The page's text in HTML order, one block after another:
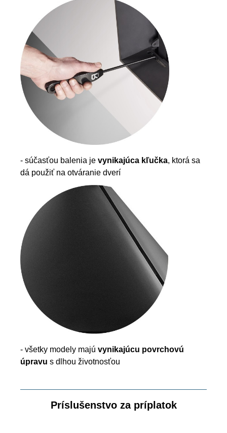
- súčasťou balenia je vynikajúca kľučka, ktorá sa
dá použiť na otváranie dverí
- všetky modely majú vynikajúcu povrchovú
úpravu s dlhou životnosťou
Príslušenstvo za príplatok